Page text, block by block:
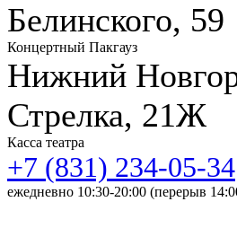
Белинского, 59
Концертный Пакгауз
Нижний
Стрелка, 21Ж
Касса театра
+7 (831) 234-05-34
ежедневно 10:30-20:00 (перерыв